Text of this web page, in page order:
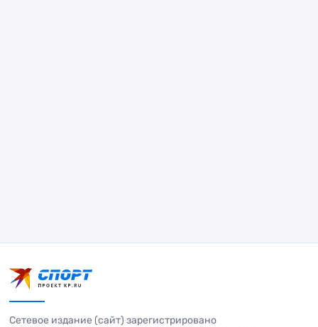
Сетевое издание (сайт) зарегистрировано